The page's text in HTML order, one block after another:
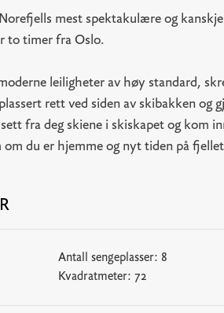
mest spektakulære og
to timer fra Oslo.
leiligheter av høy standard,
rett ved siden av skibakken og
fra deg skiene i skiskapet og kom
om du er hjemme og nyt tiden på
Antall sengeplasser: 8
Kvadratmeter: 72